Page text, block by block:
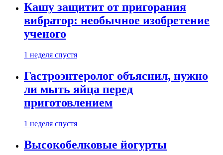
Кашу защитит от пригорания
вибратор: необычное изобретение
ученого
1 неделя спустя
Гастроэнтеролог объяснил, нужно
ли мыть яйца перед
приготовлением
1 неделя спустя
Высокобелковые йогурты